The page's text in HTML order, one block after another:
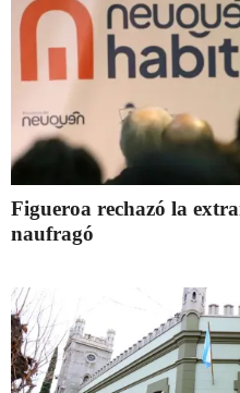
Figueroa rechazó la
naufragó